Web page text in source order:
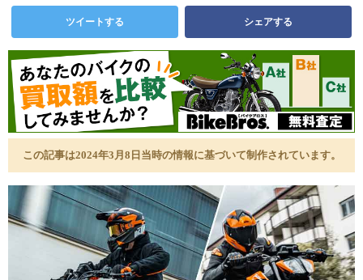
ツイートする シェアする
この記事は2024年3月8日当時の情報に基づいて制作されています。